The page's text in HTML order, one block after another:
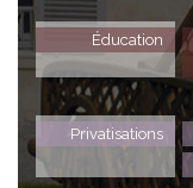
Éducation
Privatisations